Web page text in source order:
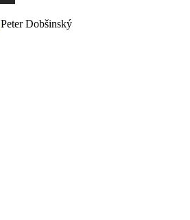
Peter Dobšinský